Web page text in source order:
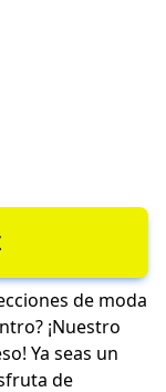
de moda
¡Nuestro
Ya seas un
de